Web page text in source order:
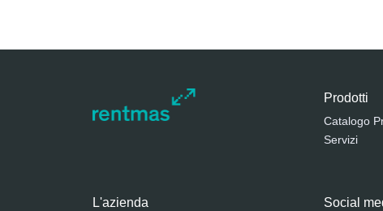
Prodotti
Catalogo
Servizi
L'azienda Social